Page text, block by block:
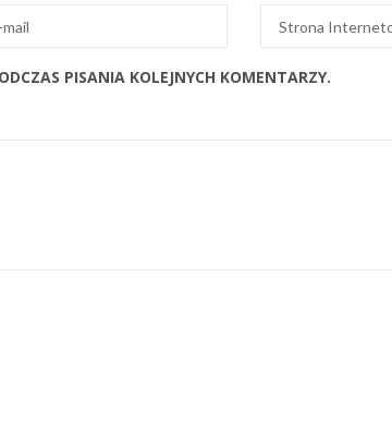
PISANIA KOLEJNYCH KOMENTARZY.